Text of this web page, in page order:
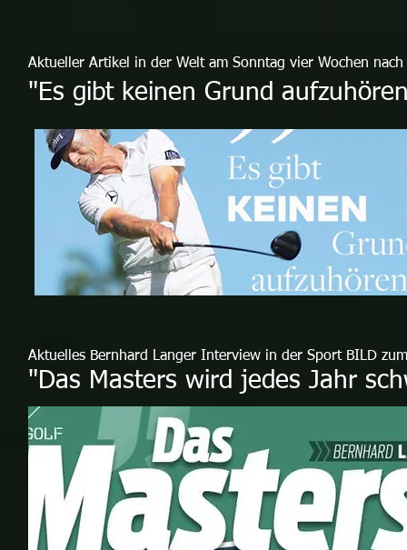
Aktueller Artikel in der Welt am Sonntag vier Wochen
"Es gibt keinen Grund
Aktuelles Bernhard Langer Interview in der Sport BILD
"Das Masters wird jedes Jahr